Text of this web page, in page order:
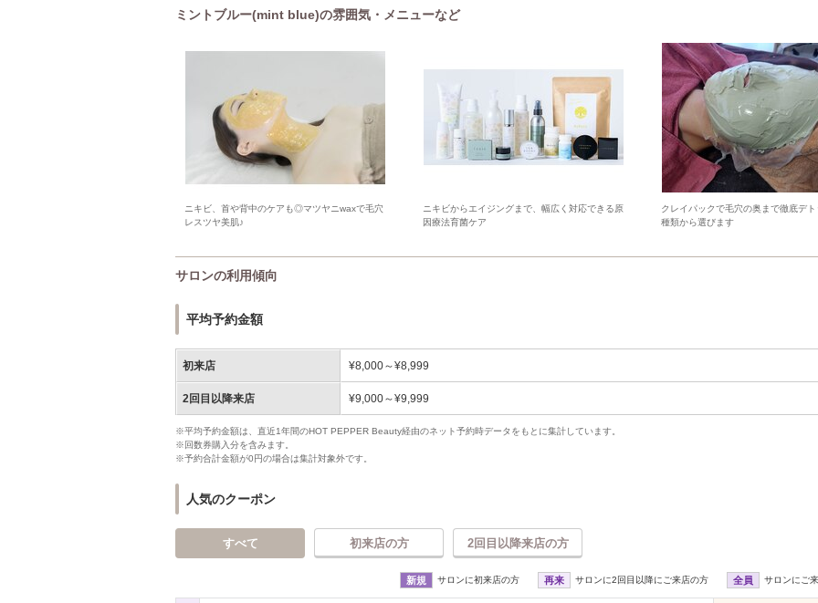
ミントブルー(mint blue)の雰囲気・メニューなど
ニキビ、首や背中のケアも◎マツヤニwaxで毛穴
レスツヤ美肌♪
ニキビからエイジングまで、幅広く対応できる原
因療法育菌ケア
クレイパックで毛穴の奥まで徹底デ
種類から選びます
サロンの利用傾向
平均予約金額
初来店 ¥8,000～¥8,999
2回目以降来店 ¥9,000～¥9,999
※平均予約金額は、直近1年間のHOT PEPPER Beauty経由のネット予約時データをもとに集計しています。
※回数券購入分を含みます。
※予約合計金額が0円の場合は集計対象外です。
人気のクーポン
すべて 初来店の方 2回目以降来店の方
新規 サロンに初来店の方 再来 サロンに2回目以降にご来店の方 全員 サロンにご